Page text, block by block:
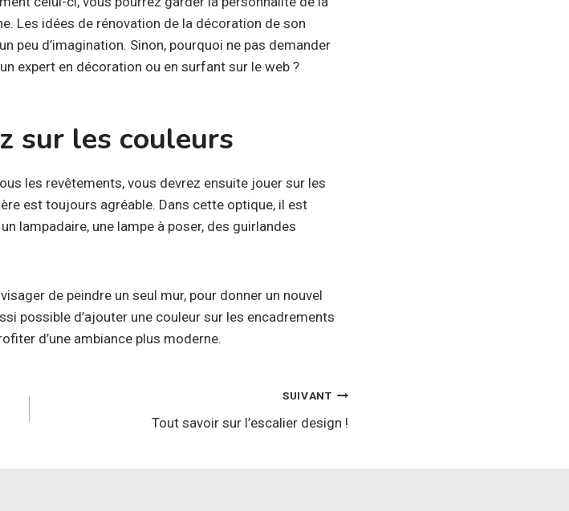
Les idées de rénovation de la décoration de son
peu d’imagination. Sinon, pourquoi ne pas demander
expert en décoration ou en surfant sur le web ?
sur les couleurs
les revêtements, vous devrez ensuite jouer sur les
est toujours agréable. Dans cette optique, il est
lampadaire, une lampe à poser, des guirlandes
de peindre un seul mur, pour donner un nouvel
possible d’ajouter une couleur sur les encadrements
d’une ambiance plus moderne.
SUIVANT
Tout savoir sur l’escalier design !